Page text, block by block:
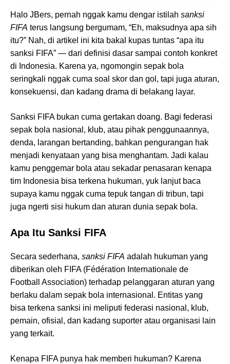
Halo JBers, pernah nggak kamu dengar istilah sanksi
FIFA terus langsung bergumam, “Eh, maksudnya apa sih
itu?” Nah, di artikel ini kita bakal kupas tuntas “apa itu
sanksi FIFA” — dari definisi dasar sampai contoh konkret
di Indonesia. Karena ya, ngomongin sepak bola
seringkali nggak cuma soal skor dan gol, tapi juga aturan,
konsekuensi, dan kadang drama di belakang layar.
Sanksi FIFA bukan cuma gertakan doang. Bagi federasi
sepak bola nasional, klub, atau pihak penggunaannya,
denda, larangan bertanding, bahkan pengurangan hak
menjadi kenyataan yang bisa menghantam. Jadi kalau
kamu penggemar bola atau sekadar penasaran kenapa
tim Indonesia bisa terkena hukuman, yuk lanjut baca
supaya kamu nggak cuma tepuk tangan di tribun, tapi
juga ngerti sisi hukum dan aturan dunia sepak bola.
Apa Itu Sanksi FIFA
Secara sederhana, sanksi FIFA adalah hukuman yang
diberikan oleh FIFA (Fédération Internationale de
Football Association) terhadap pelanggaran aturan yang
berlaku dalam sepak bola internasional. Entitas yang
bisa terkena sanksi ini meliputi federasi nasional, klub,
pemain, ofisial, dan kadang suporter atau organisasi lain
yang terkait.
Kenapa FIFA punya hak memberi hukuman? Karena